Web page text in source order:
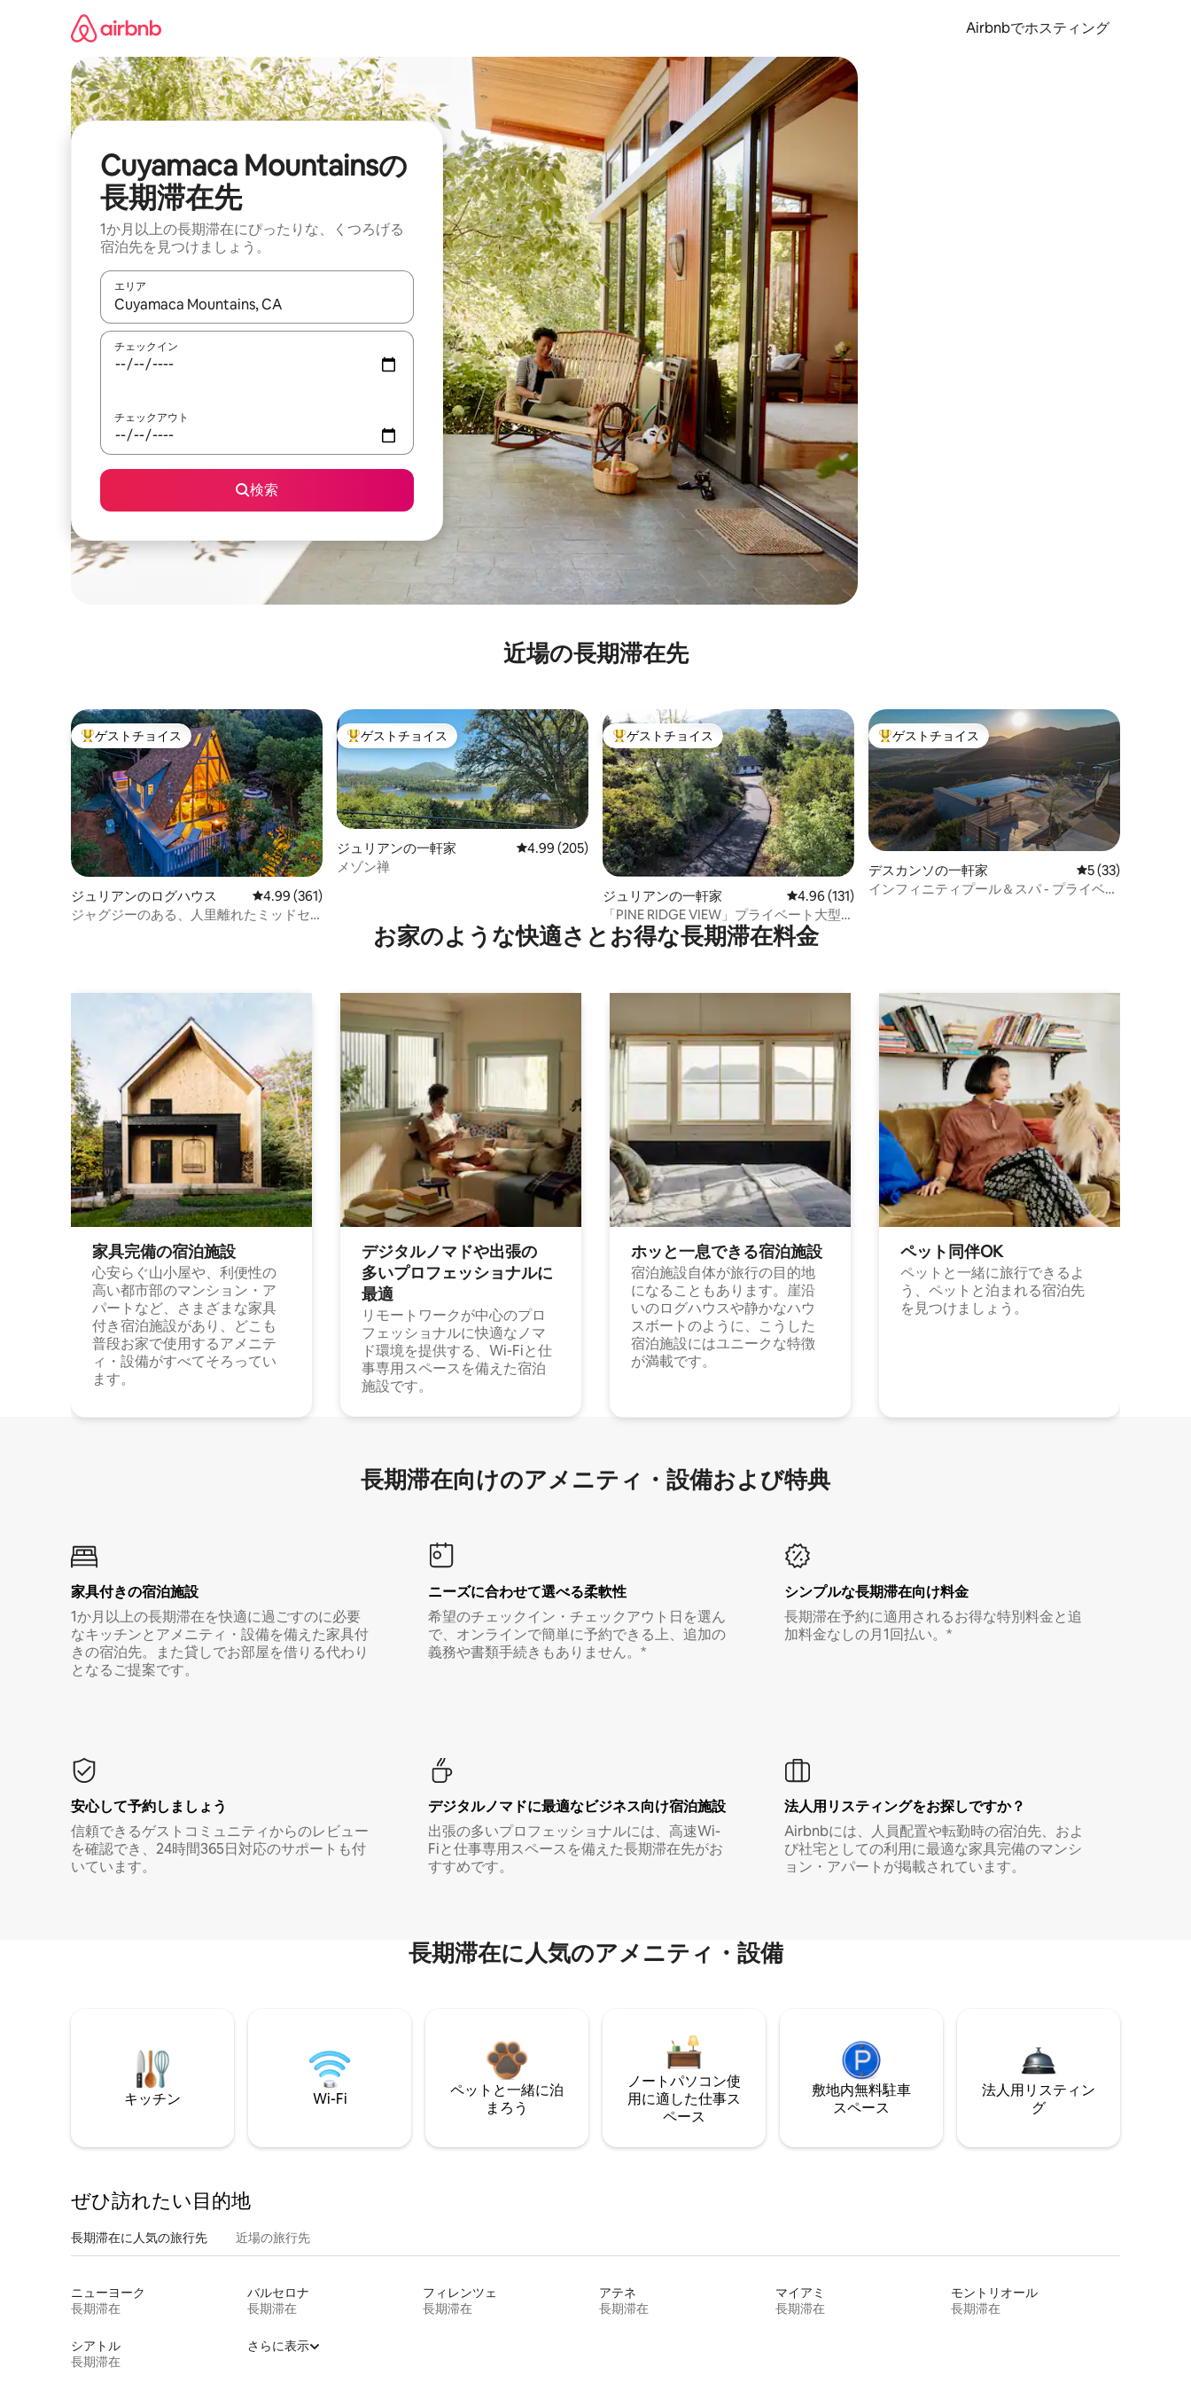
Airbnbでホスティング
Cuyamaca Mountainsの
長期滞在先
1か月以上の長期滞在にぴったりな、くつろげる
宿泊先を見つけましょう。
エリア
検索結果が表示されたら、上下の矢印キーを使って移動するか、画面をタッチまたはスワイプして検索結果を確認することができます。
チェックイン
チェックアウト
検索
近場の長期滞在先
大好評のゲストチョイスです。
ゲストチョイス
ジュリアンのログハウス レビュー361件、5つ星中4.99つ星の平均評価
4.99 (361)
ジャグジーのある、人里離れたミッドセ
大好評のゲストチョイスです。
ゲストチョイス
ジュリアンの一軒家 レビュー205件、5つ星中4.99つ星の平均評価
4.99 (205)
メゾン禅
大好評のゲストチョイスです。
ゲストチョイス
ジュリアンの一軒家 レビュー131件、5つ星中4.96つ星の平均評価
4.96 (131)
「PINE RIDGE VIEW」プライベート大型デ
ッキ付き、犬OK、ゲート付き
大好評のゲストチョイスです。
ゲストチョイス
デスカンソの一軒家 レビュー33件、5
5 (33)
インフィニティプール＆スパ - プライベー
お家のような快⁠適⁠さ⁠とお⁠得⁠な長⁠期⁠滞⁠在料⁠金
家具完備の宿⁠泊⁠施⁠設
心安らぐ山小屋や、利便性の
高い都市部のマンション・ア
パートなど、さまざまな家具
付き宿泊施設があり、どこも
普段お家で使用するアメニテ
ィ・設備がすべてそろってい
ます。
デジタルノマドや出⁠張⁠の
多⁠いプ⁠ロ⁠フ⁠ェ⁠ッ⁠シ⁠ョ⁠ナ⁠ル⁠に
最⁠適
リモートワークが中心のプロ
フェッショナルに快適なノマ
ド環境を提供する、Wi-Fiと仕
事専用スペースを備えた宿泊
施設です。
ホッと一⁠息⁠で⁠き⁠る宿⁠泊施⁠設
宿泊施設自体が旅行の目的地
になることもあります。崖沿
いのログハウスや静かなハウ
スボートのように、こうした
宿泊施設にはユニークな特徴
が満載です。
ペット同⁠伴OK
ペットと一緒に旅行できるよ
う、ペットと泊まれる宿泊先
を見つけましょう。
長期滞在向け⁠のア⁠メ⁠ニ⁠テ⁠ィ⁠・設⁠備⁠および特⁠典
家具付き⁠の宿⁠泊⁠施⁠設
1か月以上の長期滞在を快適に過ごすのに必要
なキッチンとアメニティ・設備を備えた家具付
きの宿泊先。また貸しでお部屋を借りる代わり
となるご提案です。
ニーズに合わせて選べる柔軟性
希望のチェックイン・チェックアウト日を選ん
で、オンラインで簡単に予約できる上、追加の
義務や書類手続きもありません。*
シンプルな長期滞在向け料金
長期滞在予約に適用されるお得な特別料金と追
加料金なしの月1回払い。*
安心して予約しましょう
信頼できるゲストコミュニティからのレビュー
を確認でき、24時間365日対応のサポートも付
いています。
デジタルノマド⁠に最⁠適⁠なビ⁠ジ⁠ネ⁠ス⁠向⁠け宿⁠泊⁠施⁠設
出張の多いプロフェッショナルには、高速Wi-
Fiと仕事専用スペースを備えた長期滞在先がお
すすめです。
法人用リスティングをお探しですか？
Airbnbには、人員配置や転勤時の宿泊先、およ
び社宅としての利用に最適な家具完備のマンシ
ョン・アパートが掲載されています。
長期滞在に人気のアメニティ・設備
キッチン Wi-Fi
ペットと一緒に泊
まろう
ノートパソコン使
用に適した仕事ス
ペース
敷地内無料駐⁠車
ス⁠ペ⁠ー⁠ス
法人用リスティン
グ
ぜひ訪⁠れ⁠た⁠い目⁠的⁠地
長期滞在に人気の旅行先 近場の旅行先
ニューヨーク
長期滞在
バルセロナ
長期滞在
フィレンツェ
長期滞在
アテネ
長期滞在
マイアミ
長期滞在
モントリオール
長期滞在
シアトル
長期滞在
さらに表示